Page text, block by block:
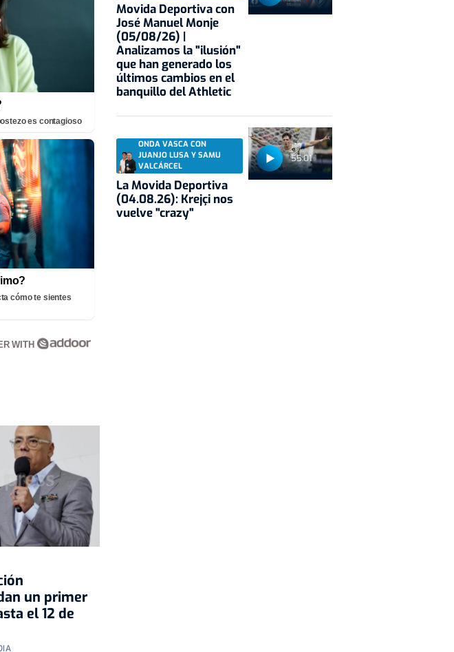
es contagioso
cómo te sientes
WITH
un primer
el 12 de
Movida Deportiva con
José Manuel Monje
(05/08/26) |
Analizamos la "ilusión"
que han generado los
últimos cambios en el
banquillo del Athletic
55:01
ONDA VASCA CON
JUANJO LUSA Y SAMU
VALCÁRCEL
La Movida Deportiva
(04.08.26): Krejçi nos
vuelve "crazy"